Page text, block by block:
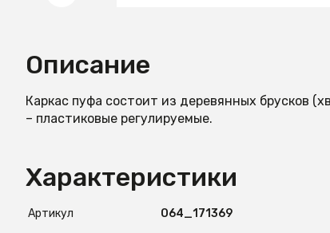
Описание
Каркас пуфа состоит из деревянных брусков
– пластиковые регулируемые.
Характеристики
Артикул O64_171369